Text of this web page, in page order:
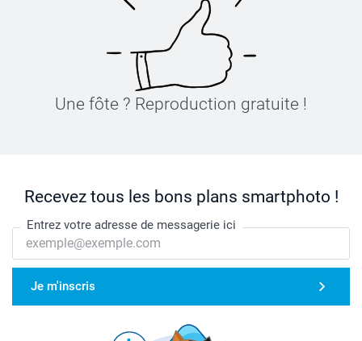
Une fôte ? Reproduction gratuite !
Recevez tous les bons plans smartphoto !
Entrez votre adresse de messagerie ici
Je m'inscris